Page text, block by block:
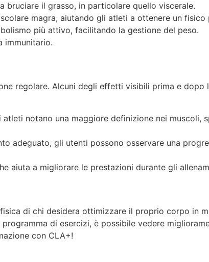
bruciare il grasso, in particolare quello viscerale.
magra, aiutando gli atleti a ottenere un fisico
più attivo, facilitando la gestione del peso.
immunitario.
regolare. Alcuni degli effetti visibili prima e dopo
notano una maggiore definizione nei muscoli,
adeguato, gli utenti possono osservare una
aiuta a migliorare le prestazioni durante gli
di chi desidera ottimizzare il proprio corpo in
programma di esercizi, è possibile vedere
con CLA+!